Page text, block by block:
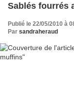
Sablés fourrés
Publié le 22/05/2010 à
Par sandraheraud